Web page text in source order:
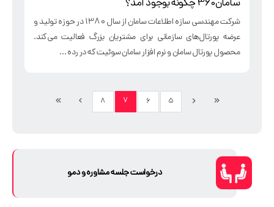
سامان360 چگونه بوجود آمد؟
شرکت مهندسی سازه اطلاعات سامان از سال 1380 در حوزه تولید و
عرضه پورتال‌های سازمانی برای مشتریان بزرگ فعالیت می‌کند.
محصول پورتال سامان و نرم‌ افزار سامان سوئیت که در رده ...
۵ ۶ ۷ ۸
درخواست جلسه مشاوره و دمو